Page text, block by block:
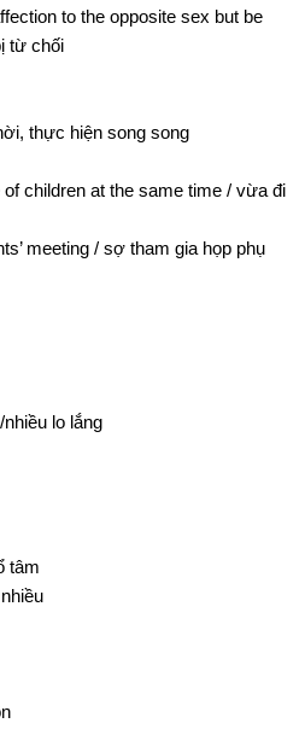
to the opposite sex but be
từ chối
thực hiện song song
children at the same time / vừa đi
meeting / sợ tham gia họp phụ
lo lắng
tâm